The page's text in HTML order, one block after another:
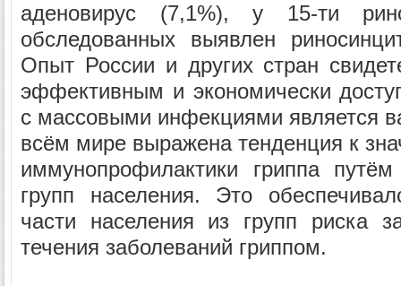
аденовирус (7,1%), у 15-ти
обследованных выявлен
Опыт России и других стран
эффективным и экономически
с массовыми инфекциями является
всём мире выражена тенденция к
иммунопрофилактики гриппа
групп населения. Это
части населения из групп риска
течения заболеваний гриппом.